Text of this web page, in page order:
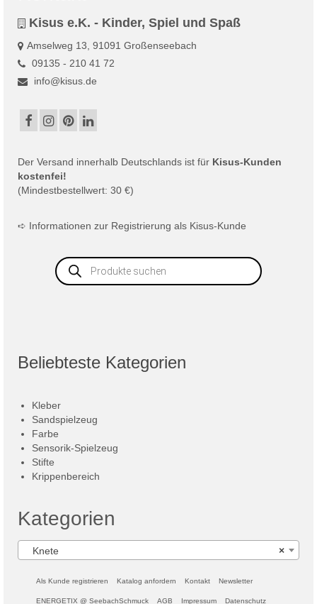
Kisus e.K. - Kinder, Spiel und Spaß
Amselweg 13, 91091 Großenseebach
09135 - 210 41 72
info@kisus.de
Der Versand innerhalb Deutschlands ist für Kisus-Kunden
kostenfei!
(Mindestbestellwert: 30 €)
➪ Informationen zur Registrierung als Kisus-Kunde
Products
search
Beliebteste Kategorien
Kleber
Sandspielzeug
Farbe
Sensorik-Spielzeug
Stifte
Krippenbereich
Kategorien
×
Knete
Als Kunde registrieren Katalog anfordern Kontakt Newsletter
ENERGETIX @ SeebachSchmuck AGB Impressum Datenschutz